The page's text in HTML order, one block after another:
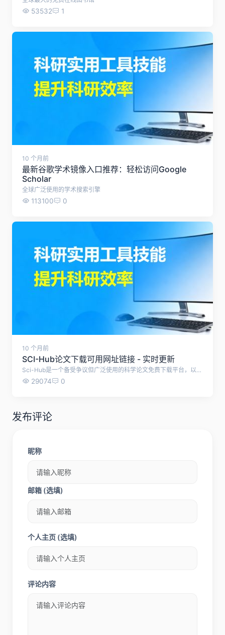
53532 1
10 个月前
最新谷歌学术镜像入口推荐：轻松访问Google
Scholar
全球广泛使用的学术搜索引擎
113100 0
10 个月前
SCI-Hub论文下载可用网址链接 - 实时更新
Sci-Hub是一个备受争议但广泛使用的科学论文免费下载平台，以下是关于它的详细介绍： 1. 基本概况与创立背景 - 创建时间与创始人：由Alexandra Elbakyan于2011年创立，旨在打破学术出版商设置的付费壁垒，为全球科研人员提供免费获取论文的途径。 - 核心理念：主张“知识应自由共享”，认为高昂的商业订阅费用阻碍了科学研究的进步。 2. 功能与服务模式 - 自动化下载机制：用户输入论文的题目、DOI号或URL后，系统通过爬虫技术自动抓取并解析文献内容。。 - 资源规模：截至2020年底，已收集超过8500万篇研究论文和书籍，覆盖多学科领域。 3. 法律争议与运营挑战 - 版权纠纷：多次遭到主流出版商（如Elsevier、Wiley等）的法律诉讼。例如，2020年印度德里法院应诉方要求封锁网站；英国也获得针对它的封锁令。这些诉讼指控其大规模侵犯版权。 4. 可用链接 - 本站实时自动检测并更新SCI-Hub的可用网址链接 序号 访问链接 使用状态 1 https://www.sci-hub.se/ 可用 2 https://www.sci-hub.st/ 可用 3 https://www.sci-hub.ru/ 可用 4 https://www.sci-hub.in/ 可用 5 https://www.tesble.com/ 可用
29074 0
发布评论
昵称
邮箱 (选填)
个人主页 (选填)
评论内容